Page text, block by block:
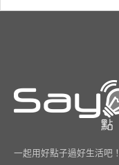
一起用好點子過好生活吧！